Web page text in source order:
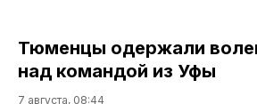
Тюменцы одержали
над командой из Уфы
7 августа, 08:44